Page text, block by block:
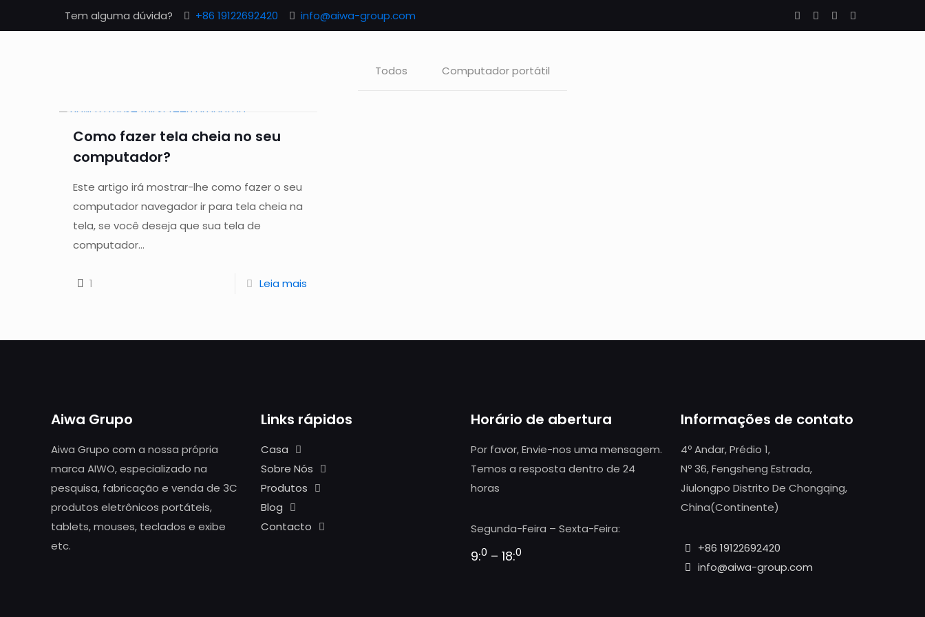
Tem alguma dúvida? +86 19122692420 info@aiwa-group.com
Todos Computador portátil
Como fazer tela cheia no seu
computador?
Este artigo irá mostrar-lhe como fazer o seu
computador navegador ir para tela cheia na
tela, se você deseja que sua tela de
computador...
1 Leia mais
Aiwa Grupo
Aiwa Grupo com a nossa própria
marca AIWO, especializado na
pesquisa, fabricação e venda de 3C
produtos eletrônicos portáteis,
tablets, mouses, teclados e exibe
etc.
Links rápidos
Casa
Sobre Nós
Produtos
Blog
Contacto
Horário de abertura
Por favor, Envie-nos uma mensagem.
Temos a resposta dentro de 24
horas
Segunda-Feira – Sexta-Feira:
9:0 – 18:0
Informações de contato
4º Andar, Prédio 1,
Nº 36, Fengsheng Estrada,
Jiulongpo Distrito De Chongqing,
China(Continente)
+86 19122692420
info@aiwa-group.com